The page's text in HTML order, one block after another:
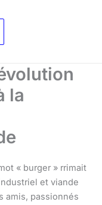
la
« burger » rrimait
et viande
amis, passionnés